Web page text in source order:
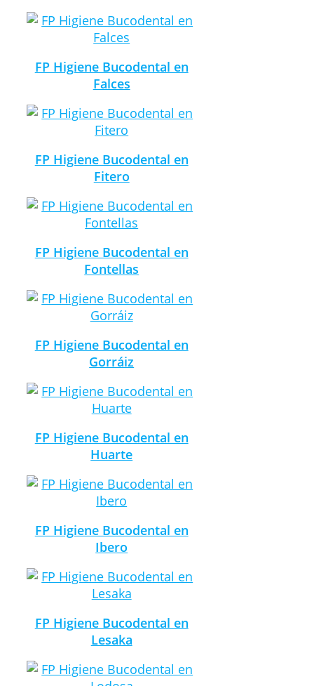
FP Higiene Bucodental en
Falces
FP Higiene Bucodental en
Fitero
FP Higiene Bucodental en
Fontellas
FP Higiene Bucodental en
Gorráiz
FP Higiene Bucodental en
Huarte
FP Higiene Bucodental en
Ibero
FP Higiene Bucodental en
Lesaka